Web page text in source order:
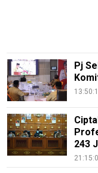
Pj
243
LabuhanBatu
Info
Rohul
Nusapos